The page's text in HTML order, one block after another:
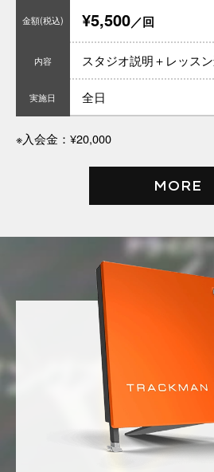
¥5,500／回
スタジオ説明＋レッス
全日
※入会金：¥20,000
MORE